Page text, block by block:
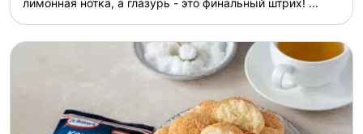
лимонная нотка, а глазурь - это финальный штрих! ...